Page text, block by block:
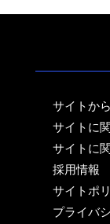
サイトか
サイトに
サイトに
採用情報
サイトポ
プライバ